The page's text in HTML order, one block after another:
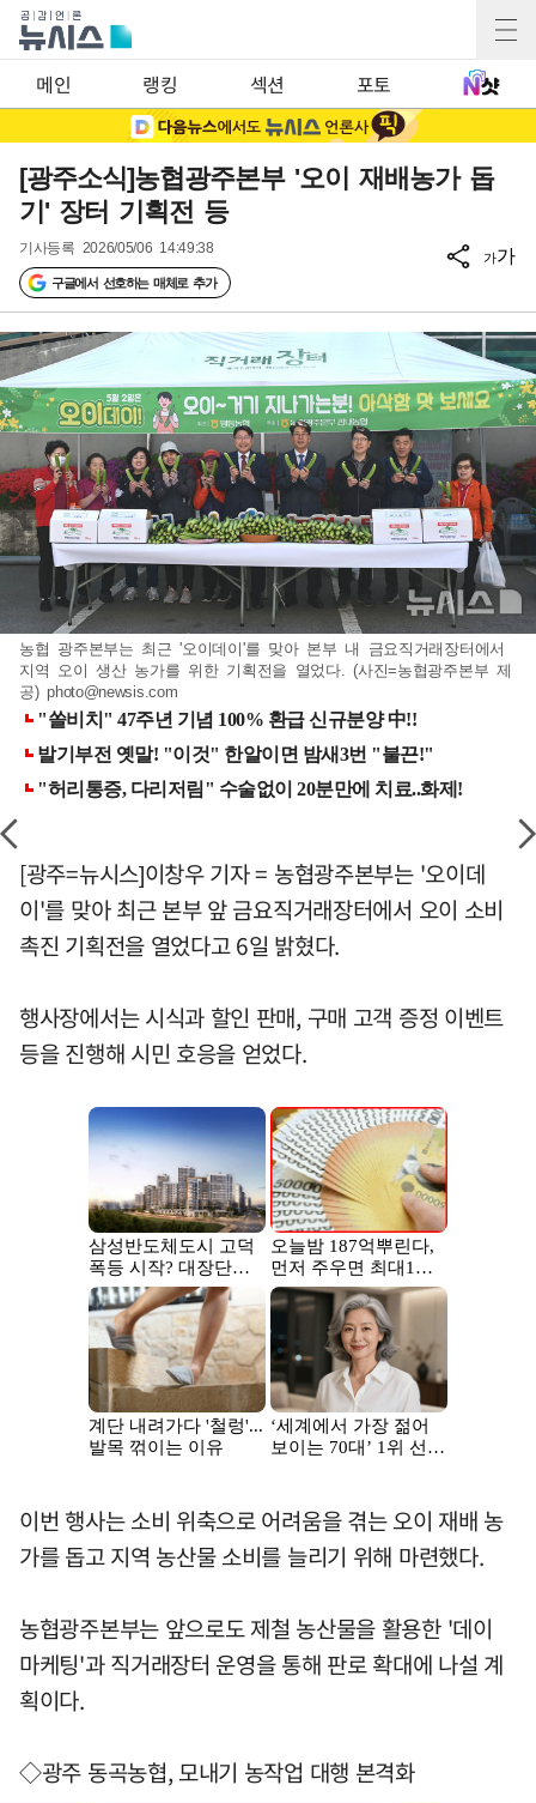
메인 랭킹 섹션 포토
[광주소식]농협광주본부 '오이 재배농가 돕
기' 장터 기획전 등
기사등록 2026/05/06 14:49:38
구글에서 선호하는 매체로 추가
가가
농협 광주본부는 최근 '오이데이'를 맞아 본부 내 금요직거래장터에서
지역 오이 생산 농가를 위한 기획전을 열었다. (사진=농협광주본부 제
공)photo@newsis.com
[광주=뉴시스]이창우 기자 = 농협광주본부는 '오이데
이'를 맞아 최근 본부 앞 금요직거래장터에서 오이 소비
촉진 기획전을 열었다고 6일 밝혔다.
행사장에서는 시식과 할인 판매, 구매 고객 증정 이벤트
등을 진행해 시민 호응을 얻었다.
이번 행사는 소비 위축으로 어려움을 겪는 오이 재배 농
가를 돕고 지역 농산물 소비를 늘리기 위해 마련했다.
농협광주본부는 앞으로도 제철 농산물을 활용한 '데이
마케팅'과 직거래장터 운영을 통해 판로 확대에 나설 계
획이다.
◇광주 동곡농협, 모내기 농작업 대행 본격화